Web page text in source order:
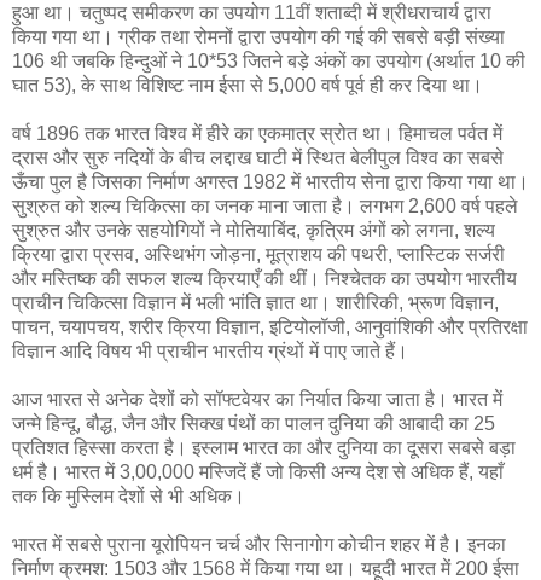
हुआ था। चतुष्‍पद समीकरण का उपयोग 11वीं शताब्‍दी में श्रीधराचार्य द्वारा
किया गया था। ग्रीक तथा रोमनों द्वारा उपयोग की गई की सबसे बड़ी संख्‍या
106 थी जबकि हिन्‍दुओं ने 10*53 जितने बड़े अंकों का उपयोग (अर्थात 10 की
घात 53), के साथ विशिष्‍ट नाम ईसा से 5,000 वर्ष पूर्व ही कर दिया था।
वर्ष 1896 तक भारत विश्‍व में हीरे का एकमात्र स्रोत था। हिमाचल पर्वत में
द्रास और सुरु नदियों के बीच लद्दाख घाटी में स्थित बेलीपुल विश्‍व‍ का सबसे
ऊँचा पुल है जिसका निर्माण अगस्‍त 1982 में भारतीय सेना द्वारा किया गया था।
सुश्रुत को शल्‍य चिकित्‍सा का जनक माना जाता है। लगभग 2,600 वर्ष पहले
सुश्रुत और उनके सहयोगियों ने मोतियाबिंद, कृत्रिम अंगों को लगना, शल्‍य
क्रिया द्वारा प्रसव, अस्थिभंग जोड़ना, मूत्राशय की पथरी, प्‍लास्टिक सर्जरी
और मस्तिष्‍क की सफल शल्‍य क्रियाएँ की थीं। निश्‍चेतक का उपयोग भारतीय
प्राचीन चिकित्‍सा विज्ञान में भली भांति ज्ञात था। शारीरिकी, भ्रूण विज्ञान,
पाचन, चयापचय, शरीर क्रिया विज्ञान, इटियोलॉजी, आनुवांशिकी और प्रतिरक्षा
विज्ञान आदि विषय भी प्राचीन भारतीय ग्रंथों में पाए जाते हैं।
आज भारत से अनेक देशों को सॉफ्टवेयर का निर्यात किया जाता है। भारत में
जन्मे हिन्दू, बौद्ध, जैन और सिक्‍ख पंथों का पालन दुनिया की आबादी का 25
प्रतिशत हिस्‍सा करता है। इस्‍लाम भारत का और दुनिया का दूसरा सबसे बड़ा
धर्म है। भारत में 3,00,000 मस्जिदें हैं जो किसी अन्‍य देश से अधिक हैं, यहाँ
तक कि मुस्लिम देशों से भी अधिक।
भारत में सबसे पुराना यूरोपियन चर्च और सिनागोग कोचीन शहर में है। इनका
निर्माण क्रमश: 1503 और 1568 में किया गया था। यहूदी भारत में 200 ईसा